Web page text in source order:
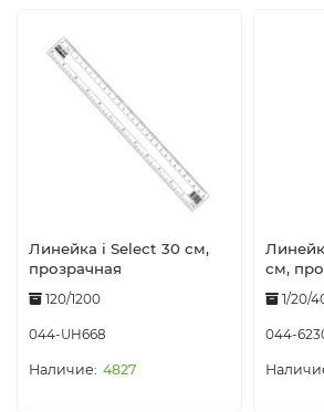
Линейка i Select 30 см,
прозрачная
120/1200
044-UH668
4827
см,
1/20/
044-